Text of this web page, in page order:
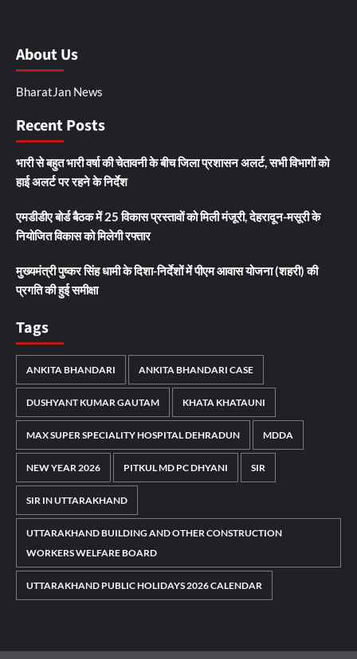
About Us
BharatJan News
Recent Posts
भारी से बहुत भारी वर्षा की चेतावनी के बीच जिला प्रशासन अलर्ट, सभी विभागों को
हाई अलर्ट पर रहने के निर्देश
एमडीडीए बोर्ड बैठक में 25 विकास प्रस्तावों को मिली मंजूरी, देहरादून-मसूरी के
नियोजित विकास को मिलेगी रफ्तार
मुख्यमंत्री पुष्कर सिंह धामी के दिशा-निर्देशों में पीएम आवास योजना (शहरी) की
प्रगति की हुई समीक्षा
Tags
ANKITA BHANDARI ANKITA BHANDARI CASE
DUSHYANT KUMAR GAUTAM KHATA KHATAUNI
MAX SUPER SPECIALITY HOSPITAL DEHRADUN MDDA
NEW YEAR 2026 PITKUL MD PC DHYANI SIR
SIR IN UTTARAKHAND
UTTARAKHAND BUILDING AND OTHER CONSTRUCTION
WORKERS WELFARE BOARD
UTTARAKHAND PUBLIC HOLIDAYS 2026 CALENDAR